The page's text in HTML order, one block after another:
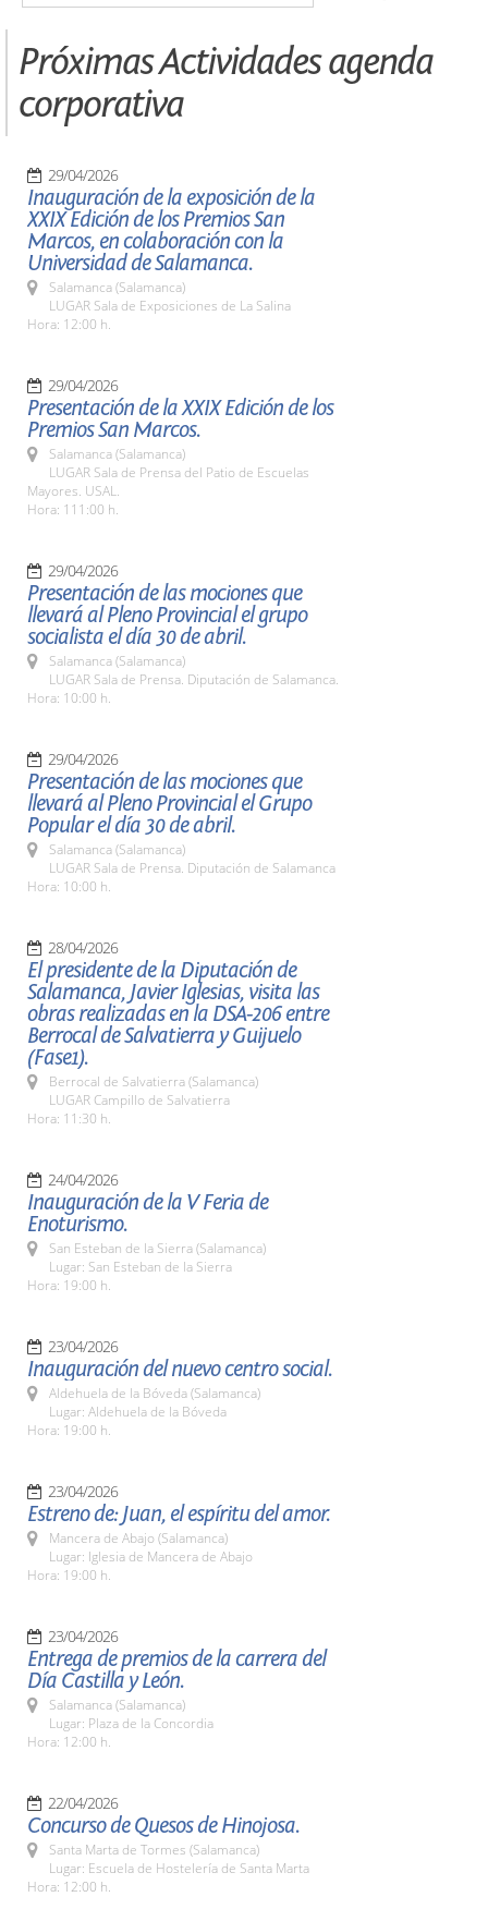
Próximas Actividades agenda
corporativa
29/04/2026
Inauguración de la exposición de la
XXIX Edición de los Premios San
Marcos, en colaboración con la
Universidad de Salamanca.
Salamanca (Salamanca)
LUGAR Sala de Exposiciones de La Salina
Hora: 12:00 h.
29/04/2026
Presentación de la XXIX Edición de los
Premios San Marcos.
Salamanca (Salamanca)
LUGAR Sala de Prensa del Patio de Escuelas
Mayores. USAL.
Hora: 111:00 h.
29/04/2026
Presentación de las mociones que
llevará al Pleno Provincial el grupo
socialista el día 30 de abril.
Salamanca (Salamanca)
LUGAR Sala de Prensa. Diputación de Salamanca.
Hora: 10:00 h.
29/04/2026
Presentación de las mociones que
llevará al Pleno Provincial el Grupo
Popular el día 30 de abril.
Salamanca (Salamanca)
LUGAR Sala de Prensa. Diputación de Salamanca
Hora: 10:00 h.
28/04/2026
El presidente de la Diputación de
Salamanca, Javier Iglesias, visita las
obras realizadas en la DSA-206 entre
Berrocal de Salvatierra y Guijuelo
(Fase1).
Berrocal de Salvatierra (Salamanca)
LUGAR Campillo de Salvatierra
Hora: 11:30 h.
24/04/2026
Inauguración de la V Feria de
Enoturismo.
San Esteban de la Sierra (Salamanca)
Lugar: San Esteban de la Sierra
Hora: 19:00 h.
23/04/2026
Inauguración del nuevo centro social.
Aldehuela de la Bóveda (Salamanca)
Lugar: Aldehuela de la Bóveda
Hora: 19:00 h.
23/04/2026
Estreno de: Juan, el espíritu del amor.
Mancera de Abajo (Salamanca)
Lugar: Iglesia de Mancera de Abajo
Hora: 19:00 h.
23/04/2026
Entrega de premios de la carrera del
Día Castilla y León.
Salamanca (Salamanca)
Lugar: Plaza de la Concordia
Hora: 12:00 h.
22/04/2026
Concurso de Quesos de Hinojosa.
Santa Marta de Tormes (Salamanca)
Lugar: Escuela de Hostelería de Santa Marta
Hora: 12:00 h.